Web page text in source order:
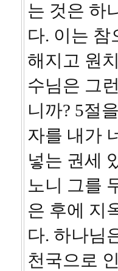
는 것은 하
다. 이는 참
해지고 원
수님은 그
니까? 5절
자를 내가
넣는 권세
노니 그를
은 후에 지
다. 하나님
천국으로